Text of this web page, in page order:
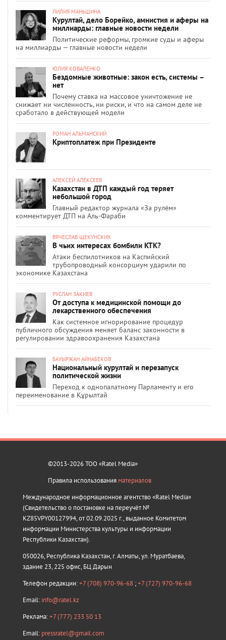
ЛИЛИЯ МАНЬШИНА
Курултай, дело Борейко, амнистия и аферы на
миллиарды: главные новости недели
Политические реформы, громкие суды и аферы
на миллиарды — главные новости недели
ЮЛИЯ КОВАЛЕНКО
Бездомные животные: закон есть, системы –
нет
Почему ставка на массовое уничтожение не
снижает ни численность, ни риски, и что на самом деле не
сработало в действующей модели
РОМАН АЛЬМАНСКИЙ
Криптоплатеж при Президенте
АЛЕКСЕЙ АЛЕКСЕЕВ
Казахстан в ДТП каждый год теряет
небольшой город
Главный редактор журнала «За рулём»
комментирует ДТП на Аль-Фараби
ВЯЧЕСЛАВ ЩЕКУНСКИХ
В чьих интересах бомбили КТК?
Атаки беспилотников на Каспийский
трубопроводный консорциум ударили по
экономике Казахстана
РУСЛАН ЗАКИЕВ
От доступа к медицинской помощи до
лекарственного обеспечения
Как системное игнорирование процедур
публичного обсуждения меняет баланс законности в
регулировании здравоохранения Казахстана
БАУЫРЖАН АЙНАБЕКОВ
Национальный курултай и перезапуск
политической жизни
Переход к однопалатному Парламенту и его
переименование в Құрылтай
©2013-2026 ТОО «Ratel Media»
Правила использования материалов
Международное информационное агентство «Ratel Media»
(Свидетельство о постановке на переучёт №
KZ85VPY00127994, от 02.09.2025 г., выданное Комитетом
информации Министерства культуры и информации
Республики Казахстан).
050026, Республика Казахстан, г. Алматы, ул. Муратбаева,
здание 23, 225 офис, БЦ Дарын
Телефон редакции:+7 (708) 970-96-68 ;+7 (727) 970-96-68
Email: info@ratel.kz
Реклама:+7 (777) 233 50 13
Email: pressratel@gmail.com